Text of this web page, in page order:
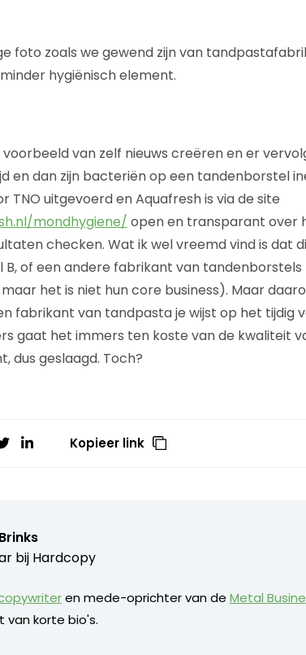
foto zoals we gewend zijn van
hygiënisch element.
van zelf nieuws creëren en er
en dan zijn bacteriën op een tandenborstel
TNO uitgevoerd en Aquafresh is via de site
mondhygiene/ open en transparant over
checken. Wat ik wel vreemd vind is dat
B, of een andere fabrikant van
het is niet hun core business). Maar
fabrikant van tandpasta je wijst op het tijdig
gaat het immers ten koste van de kwaliteit
dus geslaagd. Toch?
Kopieer link
bij Hardcopy
en mede-oprichter van de Metal
van korte bio's.